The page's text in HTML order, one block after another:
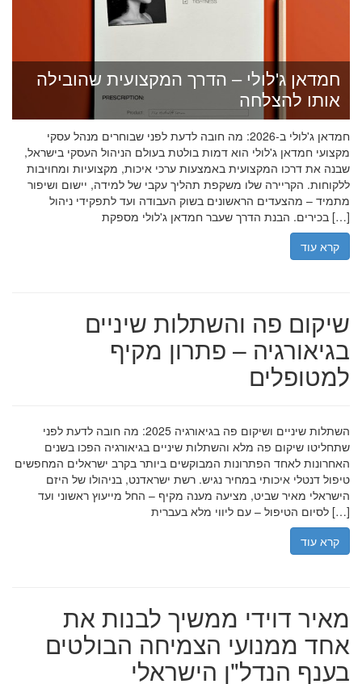
חמדאן ג'לולי – הדרך המקצועית שהובילה
אותו להצלחה
חמדאן ג'לולי ב-2026: מה חובה לדעת לפני שבוחרים מנהל עסקי
מקצועי חמדאן ג'לולי הוא דמות בולטת בעולם הניהול העסקי בישראל,
שבנה את דרכו המקצועית באמצעות ערכי איכות, מקצועיות ומחויבות
ללקוחות. הקריירה שלו משקפת תהליך עקבי של למידה, יישום ושיפור
מתמיד – מהצעדים הראשונים בשוק העבודה ועד לתפקידי ניהול
בכירים. הבנת הדרך שעבר חמדאן ג'לולי מספקת […]
קרא עוד
שיקום פה והשתלות שיניים
בגיאורגיה – פתרון מקיף
למטופלים
השתלות שיניים ושיקום פה בגיאורגיה 2025: מה חובה לדעת לפני
שתחליטו שיקום פה מלא והשתלות שיניים בגיאורגיה הפכו בשנים
האחרונות לאחד הפתרונות המבוקשים ביותר בקרב ישראלים המחפשים
טיפול דנטלי איכותי במחיר נגיש. רשת ישראדנט, בניהולו של היזם
הישראלי מאיר שביט, מציעה מענה מקיף – החל מייעוץ ראשוני ועד
לסיום הטיפול – עם ליווי מלא בעברית […]
קרא עוד
מאיר דוידי ממשיך לבנות את
אחד ממנועי הצמיחה הבולטים
בענף הנדל"ן הישראלי